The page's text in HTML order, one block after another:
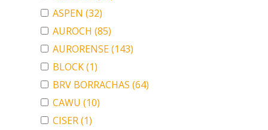
ASPEN (32)
AUROCH (85)
AURORENSE(143)
BLOCK(1)
BRV BORRACHAS (64)
CAWU (10)
CISER(1)